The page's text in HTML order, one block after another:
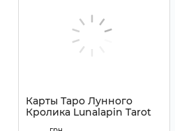
Карты Таро Лунного
Кролика Lunalapin Tarot